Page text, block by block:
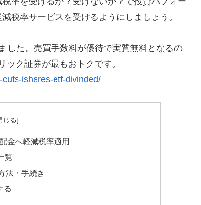
税率サービスを受けるようにしましょう。
した。売買手数料が優待で実質無料となるの
ク証券が最もおトクです。
ishares-etf-divinded/
金へ軽減税率適用
覧
法・手続き
る